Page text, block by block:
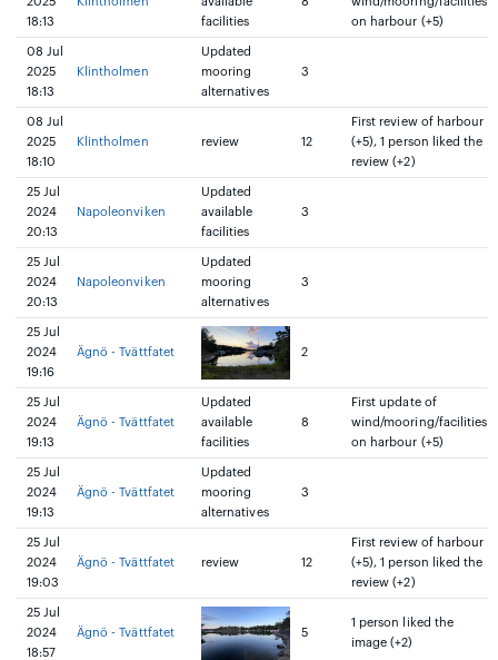
18:13
facilities
on harbour (+5)
08 Jul
2025
18:13
Klintholmen
Updated
mooring
alternatives
3
08 Jul
2025
18:10
Klintholmen review 12
First review of harbour
(+5), 1 person liked the
review (+2)
25 Jul
2024
20:13
Napoleonviken
Updated
available
facilities
3
25 Jul
2024
20:13
Napoleonviken
Updated
mooring
alternatives
3
25 Jul
2024
19:16
Ägnö - Tvättfatet 2
25 Jul
2024
19:13
Ägnö - Tvättfatet
Updated
available
facilities
8
First update of
wind/mooring/facilities
on harbour (+5)
25 Jul
2024
19:13
Ägnö - Tvättfatet
Updated
mooring
alternatives
3
25 Jul
2024
19:03
Ägnö - Tvättfatet review 12
First review of harbour
(+5), 1 person liked the
review (+2)
25 Jul
2024
18:57
Ägnö - Tvättfatet 5
1 person liked the
image (+2)